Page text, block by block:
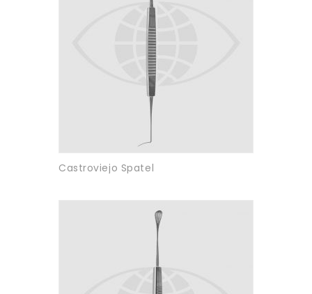
Castroviejo Spatel